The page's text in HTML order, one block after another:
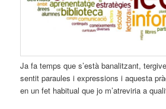
Ja fa temps que s’està banalitzant,
sentit paraules i expressions i aquesta
en un fet habitual que jo m’atreviria a